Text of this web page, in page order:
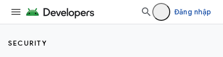
Đăng nhập
SECURITY